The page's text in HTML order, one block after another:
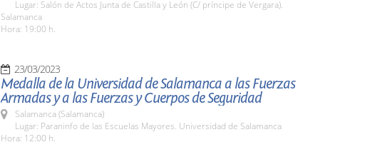
Lugar: Salón de Actos Junta de Castilla y León (C/ príncipe de Vergara).
Salamanca
Hora: 19:00 h.
23/03/2023
Medalla de la Universidad de Salamanca a las Fuerzas
Armadas y a las Fuerzas y Cuerpos de Seguridad
Salamanca (Salamanca)
Lugar: Paraninfo de las Escuelas Mayores. Universidad de Salamanca
Hora: 12:00 h.